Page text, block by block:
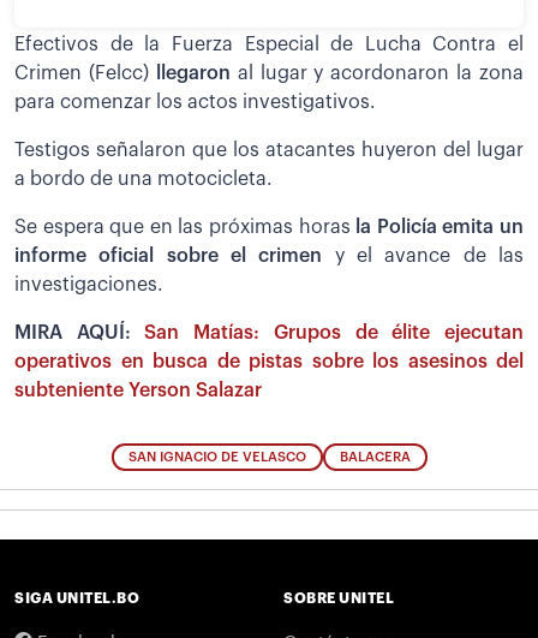
Efectivos de la Fuerza Especial de Lucha Contra el
Crimen (Felcc)
llegaron al lugar y acordonaron la zona
para comenzar los actos investigativos.
Testigos señalaron que los atacantes huyeron del lugar
a bordo de una motocicleta.
Se espera que en las próximas horas la Policía emita un
informe oficial sobre el crimen y el avance de las
investigaciones.
MIRA AQUÍ:San Matías: Grupos de élite ejecutan
operativos en busca de pistas sobre los asesinos del
subteniente Yerson Salazar
SAN IGNACIO DE VELASCO BALACERA
SIGA UNITEL.BO SOBRE UNITEL